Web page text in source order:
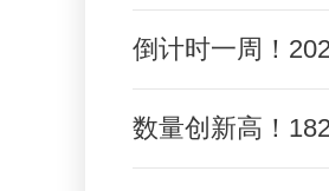
倒计时一周！
数量创新高！